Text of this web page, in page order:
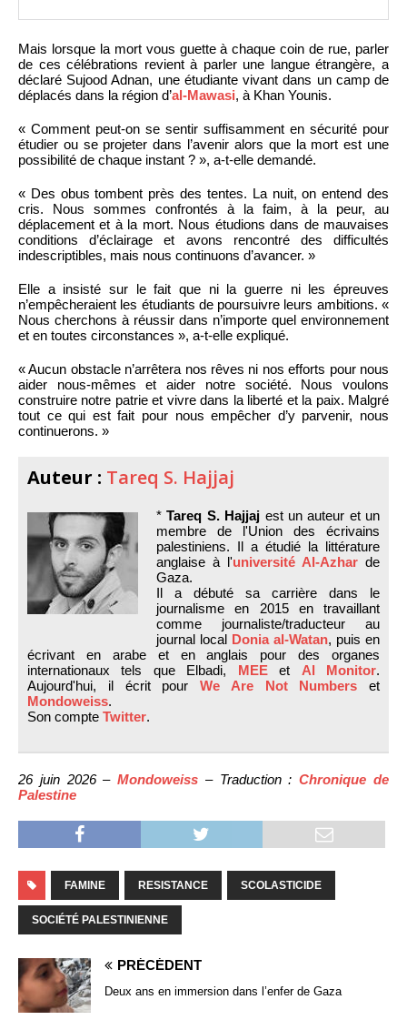
Mais lorsque la mort vous guette à chaque coin de rue, parler
de ces célébrations revient à parler une langue étrangère, a
déclaré Sujood Adnan, une étudiante vivant dans un camp de
déplacés dans la région d’al-Mawasi, à Khan Younis.
« Comment peut-on se sentir suffisamment en sécurité pour
étudier ou se projeter dans l’avenir alors que la mort est une
possibilité de chaque instant ? », a-t-elle demandé.
« Des obus tombent près des tentes. La nuit, on entend des
cris. Nous sommes confrontés à la faim, à la peur, au
déplacement et à la mort. Nous étudions dans de mauvaises
conditions d’éclairage et avons rencontré des difficultés
indescriptibles, mais nous continuons d’avancer. »
Elle a insisté sur le fait que ni la guerre ni les épreuves
n’empêcheraient les étudiants de poursuivre leurs ambitions. «
Nous cherchons à réussir dans n’importe quel environnement
et en toutes circonstances », a-t-elle expliqué.
« Aucun obstacle n’arrêtera nos rêves ni nos efforts pour nous
aider nous-mêmes et aider notre société. Nous voulons
construire notre patrie et vivre dans la liberté et la paix. Malgré
tout ce qui est fait pour nous empêcher d’y parvenir, nous
continuerons. »
Auteur : Tareq S. Hajjaj
*Tareq S. Hajjaj est un auteur et un
membre de l'Union des écrivains
palestiniens. Il a étudié la littérature
anglaise à l'université Al-Azhar de
Gaza.
Il a débuté sa carrière dans le
journalisme en 2015 en travaillant
comme journaliste/traducteur au
journal local Donia al-Watan, puis en
écrivant en arabe et en anglais pour des organes
internationaux tels que Elbadi, MEEet Al Monitor.
Aujourd'hui, il écrit pour We Are Not Numbers et
Mondoweiss.
Son compte Twitter.
26 juin 2026 –Mondoweiss – Traduction :Chronique de
Palestine
FAMINE RESISTANCE SCOLASTICIDE
SOCIÉTÉ PALESTINIENNE
PRÉCÉDENT
Deux ans en immersion dans l’enfer de Gaza